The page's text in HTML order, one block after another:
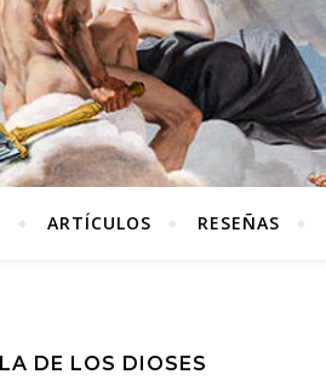
ARTÍCULOS RESEÑAS
DE LOS DIOSES